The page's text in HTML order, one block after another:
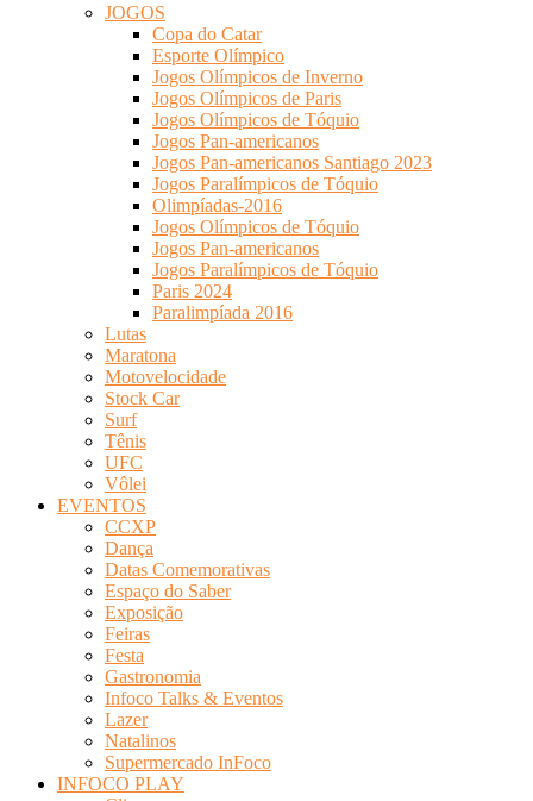
JOGOS
Copa do Catar
Esporte Olímpico
Jogos Olímpicos de Inverno
Jogos Olímpicos de Paris
Jogos Olímpicos de Tóquio
Jogos Pan-americanos
Jogos Pan-americanos Santiago 2023
Jogos Paralímpicos de Tóquio
Olimpíadas-2016
Jogos Olímpicos de Tóquio
Jogos Pan-americanos
Jogos Paralímpicos de Tóquio
Paris 2024
Paralimpíada 2016
Lutas
Maratona
Motovelocidade
Stock Car
Surf
Tênis
UFC
Vôlei
EVENTOS
CCXP
Dança
Datas Comemorativas
Espaço do Saber
Exposição
Feiras
Festa
Gastronomia
Infoco Talks & Eventos
Lazer
Natalinos
Supermercado InFoco
INFOCO PLAY